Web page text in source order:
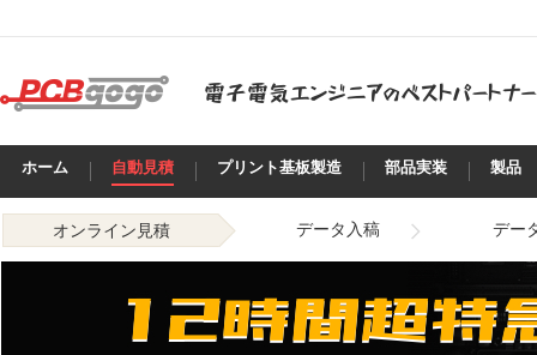
ホーム 自動見積 プリント基板製造 部品実装 製品
オンライン見積 データ入稿 デー